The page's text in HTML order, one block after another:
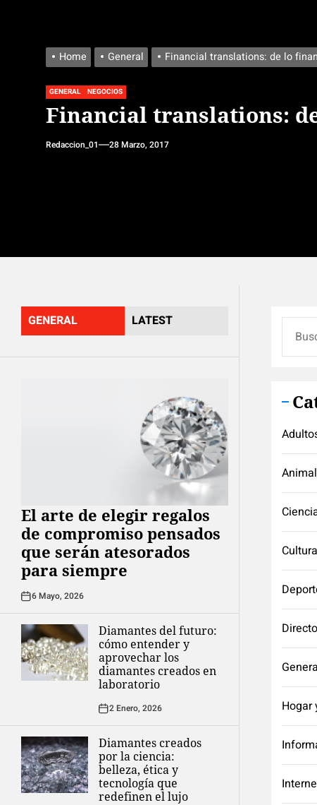
Home General Financial translations: de lo
GENERAL NEGOCIOS
Financial translations:
Redaccion_01 28 Marzo, 2017
GENERAL LATEST
El arte de elegir regalos
de compromiso pensados
que serán atesorados
para siempre
6 Mayo, 2026
Diamantes del futuro:
cómo entender y
aprovechar los
diamantes creados en
laboratorio
2 Enero, 2026
Diamantes creados
por la ciencia:
belleza, ética y
tecnología que
redefinen el lujo
Hogar